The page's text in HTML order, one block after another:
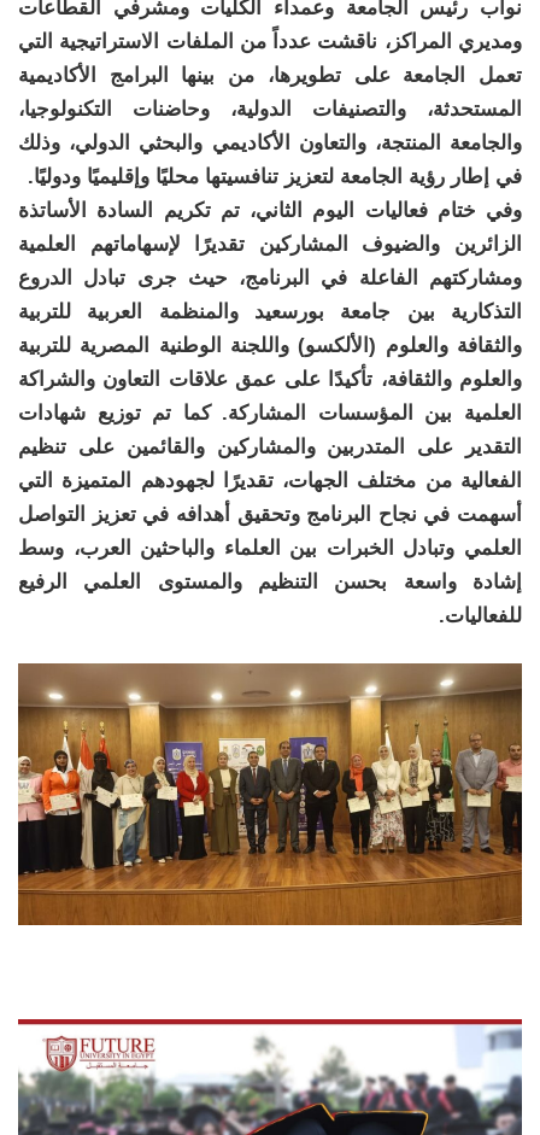
نواب رئيس الجامعة وعمداء الكليات ومشرفي القطاعات
ومديري المراكز، ناقشت عدداً من الملفات الاستراتيجية التي
تعمل الجامعة على تطويرها، من بينها البرامج الأكاديمية
المستحدثة، والتصنيفات الدولية، وحاضنات التكنولوجيا،
والجامعة المنتجة، والتعاون الأكاديمي والبحثي الدولي، وذلك
في إطار رؤية الجامعة لتعزيز تنافسيتها محليًا وإقليميًا ودوليًا.
وفي ختام فعاليات اليوم الثاني، تم تكريم السادة الأساتذة
الزائرين والضيوف المشاركين تقديرًا لإسهاماتهم العلمية
ومشاركتهم الفاعلة في البرنامج، حيث جرى تبادل الدروع
التذكارية بين جامعة بورسعيد والمنظمة العربية للتربية
والثقافة والعلوم (الألكسو) واللجنة الوطنية المصرية للتربية
والعلوم والثقافة، تأكيدًا على عمق علاقات التعاون والشراكة
العلمية بين المؤسسات المشاركة. كما تم توزيع شهادات
التقدير على المتدربين والمشاركين والقائمين على تنظيم
الفعالية من مختلف الجهات، تقديرًا لجهودهم المتميزة التي
أسهمت في نجاح البرنامج وتحقيق أهدافه في تعزيز التواصل
العلمي وتبادل الخبرات بين العلماء والباحثين العرب، وسط
إشادة واسعة بحسن التنظيم والمستوى العلمي الرفيع
للفعاليات.